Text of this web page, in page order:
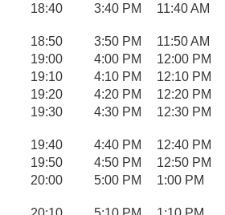
18:40
3:40 PM 11:40 AM
18:50 3:50 PM 11:50 AM
19:00
4:00 PM 12:00 PM
19:10
4:10 PM 12:10 PM
19:20
4:20 PM 12:20 PM
19:30
4:30 PM 12:30 PM
19:40
4:40 PM 12:40 PM
19:50
4:50 PM 12:50 PM
20:00
5:00 PM 1:00 PM